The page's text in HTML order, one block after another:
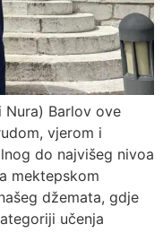
Nura) Barlov ove
vjerom i
do najvišeg nivoa
mektepskom
džemata, gdje
učenja